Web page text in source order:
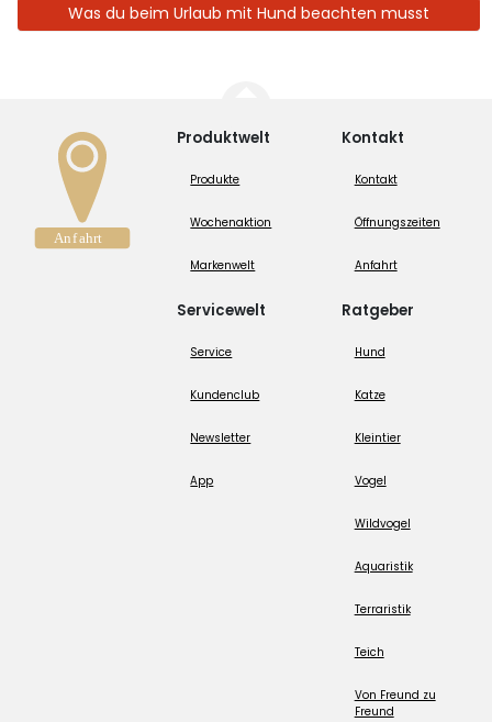
Was du beim Urlaub mit Hund beachten musst
Produktwelt
Produkte
Wochenaktion
Markenwelt
Servicewelt
Service
Kundenclub
Newsletter
App
Kontakt
Kontakt
Öffnungszeiten
Anfahrt
Ratgeber
Hund
Katze
Kleintier
Vogel
Wildvogel
Aquaristik
Terraristik
Teich
Von Freund zu
Freund